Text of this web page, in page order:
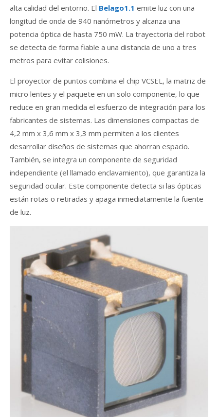
alta calidad del entorno. El Belago1.1 emite luz con una
longitud de onda de 940 nanómetros y alcanza una
potencia óptica de hasta 750 mW. La trayectoria del robot
se detecta de forma fiable a una distancia de uno a tres
metros para evitar colisiones.
El proyector de puntos combina el chip VCSEL, la matriz de
micro lentes y el paquete en un solo componente, lo que
reduce en gran medida el esfuerzo de integración para los
fabricantes de sistemas. Las dimensiones compactas de
4,2 mm x 3,6 mm x 3,3 mm permiten a los clientes
desarrollar diseños de sistemas que ahorran espacio.
También, se integra un componente de seguridad
independiente (el llamado enclavamiento), que garantiza la
seguridad ocular. Este componente detecta si las ópticas
están rotas o retiradas y apaga inmediatamente la fuente
de luz.